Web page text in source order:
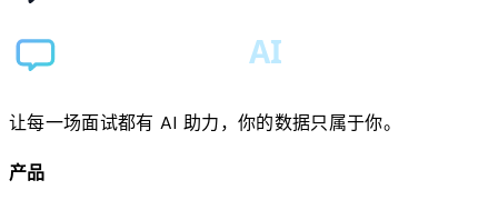
让每一场面试都有 AI 助力，你的数据只属于你。
产品